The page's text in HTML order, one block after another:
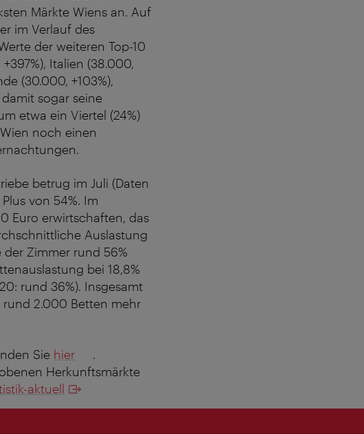
Märkte Wiens an. Auf
im Verlauf des
der weiteren Top-10
Italien (38.000,
(30.000, +103%),
sogar seine
etwa ein Viertel (24%)
noch einen
betrug im Juli (Daten
von 54%. Im
Euro erwirtschaften, das
Auslastung
Zimmer rund 56%
bei 18,8%
rund 36%). Insgesamt
2.000 Betten mehr
Sie hier
.
Herkunftsmärkte
aktuell